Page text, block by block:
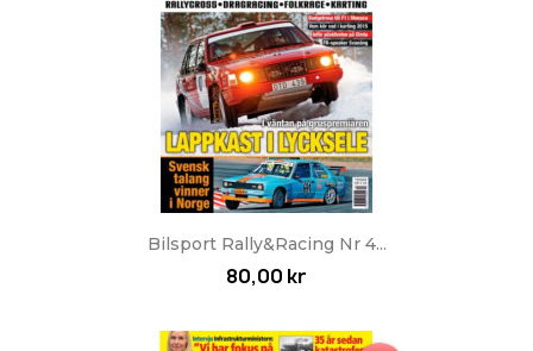
Bilsport Rally&Racing Nr 4...
80,00 kr